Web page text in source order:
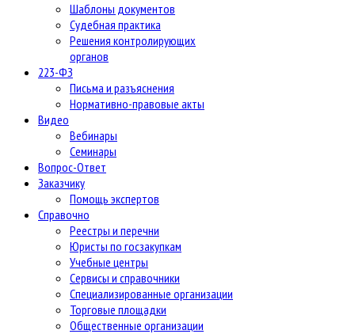
Шаблоны документов
Судебная практика
Решения контролирующих
органов
223-ФЗ
Письма и разъяснения
Нормативно-правовые акты
Видео
Вебинары
Семинары
Вопрос-Ответ
Заказчику
Помощь экспертов
Справочно
Реестры и перечни
Юристы по госзакупкам
Учебные центры
Сервисы и справочники
Специализированные организации
Торговые площадки
Общественные организации